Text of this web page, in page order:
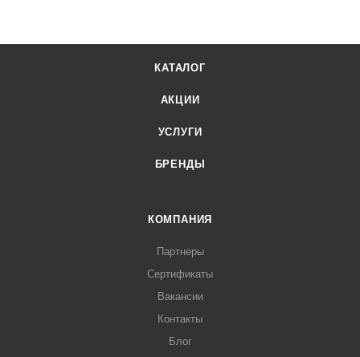
регионе. Осуществляет гидро-, паро- и шумоизоляцию.
Специальная УФ защита ленты-герметика увеличивает
КАТАЛОГ
АКЦИИ
УСЛУГИ
БРЕНДЫ
КОМПАНИЯ
Партнеры
Сертификаты
Вакансии
Контакты
Блог